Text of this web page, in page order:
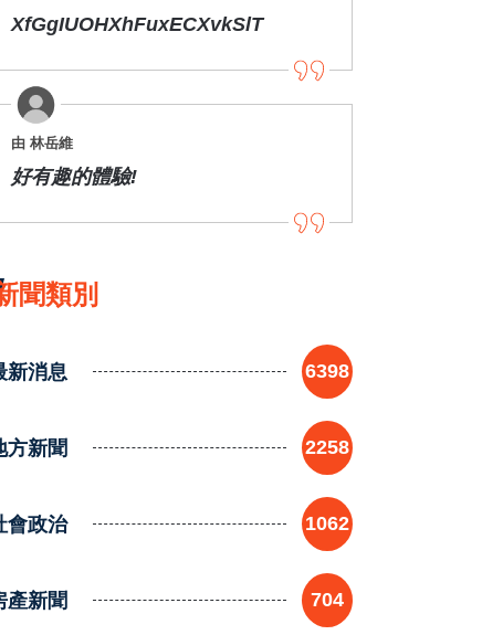
XfGgIUOHXhFuxECXvkSlT
由 林岳維
好有趣的體驗!
聞類別
新消息 6398
方新聞 2258
會政治 1062
產新聞 704